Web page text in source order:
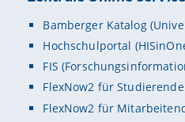
Bamberger Katalog
Hochschulportal
FIS
FlexNow2 für Studierende
FlexNow2 für